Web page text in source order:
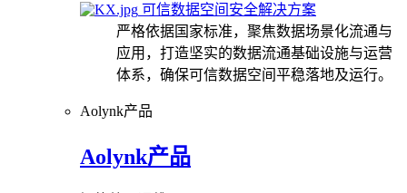
可信数据空间安全解决方案
严格依据国家标准，聚焦数据场景化流通与
应用，打造坚实的数据流通基础设施与运营
体系，确保可信数据空间平稳落地及运行。
Aolynk产品
Aolynk产品